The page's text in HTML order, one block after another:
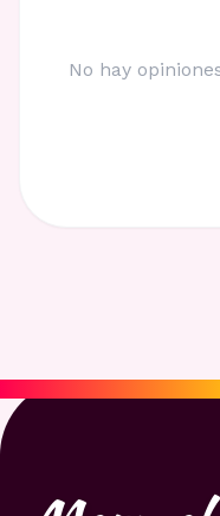
No hay